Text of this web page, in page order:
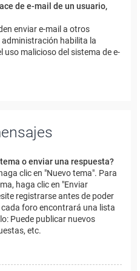
de e-mail de un usuario,
enviar e-mail a otros
administración habilita la
uso malicioso del sistema de e-
o enviar una respuesta?
clic en "Nuevo tema". Para
haga clic en "Enviar
registrarse antes de poder
foro encontrará una lista
Puede publicar nuevos
etc.